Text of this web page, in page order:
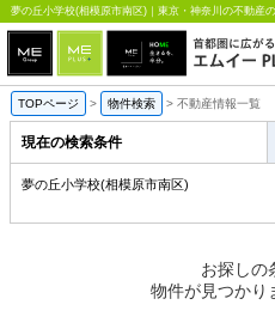
夢の丘小学校(相模原市南区)｜東京・神奈川の不動産
TOPページ > 物件検索 > 不動産情報一覧
現在の検索条件
夢の丘小学校(相模原市南区)
お探しの
物件が見つかり